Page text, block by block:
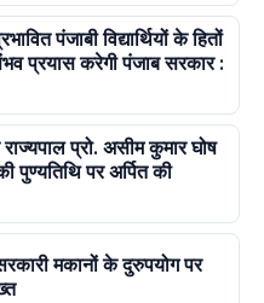
पंजाबी विद्यार्थियों के हितों
प्रयास करेगी पंजाब सरकार :
प्रो. असीम कुमार घोष
पुण्यतिथि पर अर्पित की
मकानों के दुरुपयोग पर